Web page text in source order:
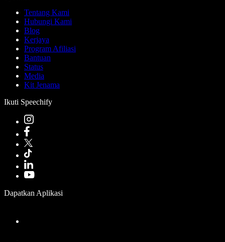
Tentang Kami
Hubungi Kami
Blog
Kerjaya
Program Afiliasi
Bantuan
Status
Media
Kit Jenama
Ikuti Speechify
Dapatkan Aplikasi